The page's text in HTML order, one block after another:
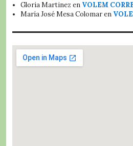
Gloria Martinez en VOLEM
María José Mesa Colomaren